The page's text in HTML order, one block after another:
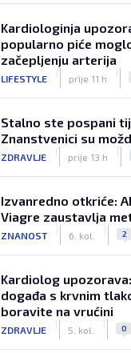
Kardiologinja
popularno piće
začepljenju arterija
LIFESTYLE
|
prije 11 h
|
Stalno ste pospani
Znanstvenici su
ZDRAVLJE
|
prije 13 h
|
Izvanredno otkriće:
Viagre zaustavlja
ZNANOST
|
6. kol.
| 2
Kardiolog
događa s krvnim
boravite na vrućini
ZDRAVLJE
|
5. kol.
| 0